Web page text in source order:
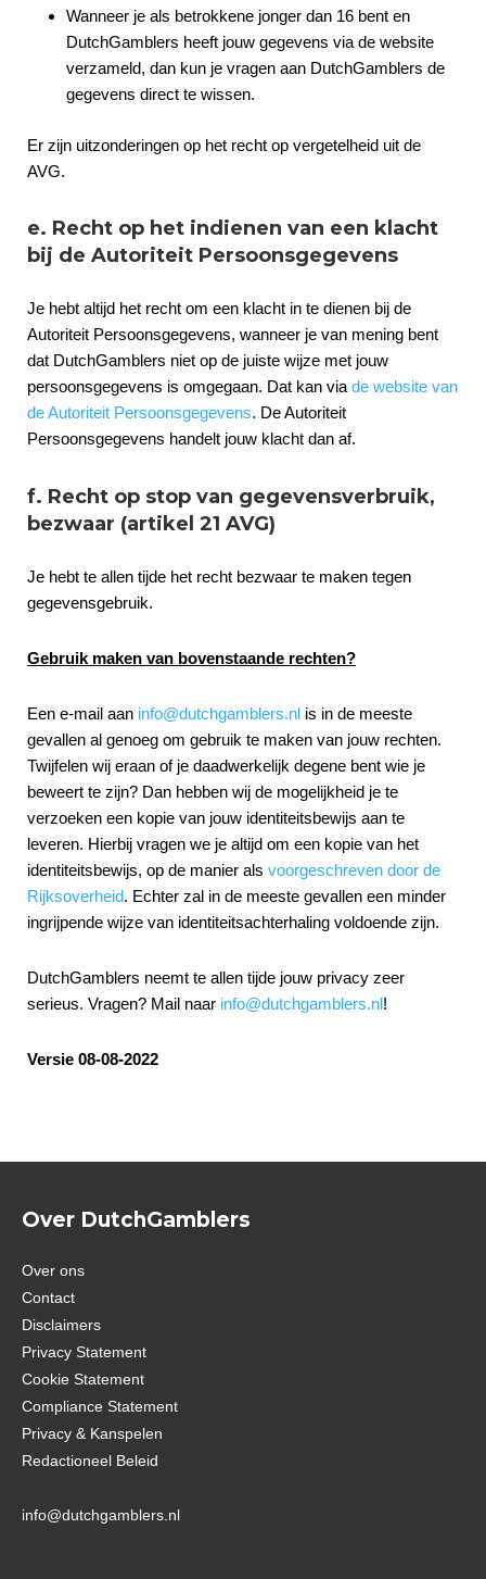
Wanneer je als betrokkene jonger dan 16 bent en
DutchGamblers heeft jouw gegevens via de website
verzameld, dan kun je vragen aan DutchGamblers de
gegevens direct te wissen.
Er zijn uitzonderingen op het recht op vergetelheid uit de
AVG.
e. Recht op het indienen van een klacht
bij de Autoriteit Persoonsgegevens
Je hebt altijd het recht om een klacht in te dienen bij de
Autoriteit Persoonsgegevens, wanneer je van mening bent
dat DutchGamblers niet op de juiste wijze met jouw
persoonsgegevens is omgegaan. Dat kan viade website van
de Autoriteit Persoonsgegevens. De Autoriteit
Persoonsgegevens handelt jouw klacht dan af.
f. Recht op stop van gegevensverbruik,
bezwaar (artikel 21 AVG)
Je hebt te allen tijde het recht bezwaar te maken tegen
gegevensgebruik.
Gebruik maken van bovenstaande rechten?
Een e-mail aan info@dutchgamblers.nl is in de meeste
gevallen al genoeg om gebruik te maken van jouw rechten.
Twijfelen wij eraan of je daadwerkelijk degene bent wie je
beweert te zijn? Dan hebben wij de mogelijkheid je te
verzoeken een kopie van jouw identiteitsbewijs aan te
leveren. Hierbij vragen we je altijd om een kopie van het
identiteitsbewijs, op de manier als voorgeschreven door de
Rijksoverheid. Echter zal in de meeste gevallen een minder
ingrijpende wijze van identiteitsachterhaling voldoende zijn.
DutchGamblers neemt te allen tijde jouw privacy zeer
serieus. Vragen? Mail naar info@dutchgamblers.nl!
Versie 08-08-2022
Over DutchGamblers
Over ons
Contact
Disclaimers
Privacy Statement
Cookie Statement
Compliance Statement
Privacy & Kanspelen
Redactioneel Beleid
info@dutchgamblers.nl